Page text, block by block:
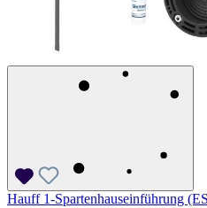
Hauff 1-Spartenhauseinführung